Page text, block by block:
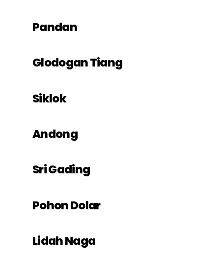
Pandan
Glodogan Tiang
Siklok
Andong
Sri Gading
Pohon Dolar
Lidah Naga